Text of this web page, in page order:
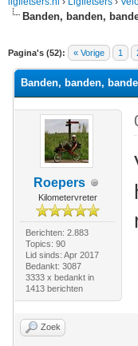
Banden, banden,
Pagina's (52): « Vorige 1
waardering is 3
Banden, banden,
Roepers
Kilometervreter
Berichten: 2.883
Topics: 90
Lid sinds: Apr 2017
Bedankt: 3087
3333 x bedankt in
1413 berichten
Zoek